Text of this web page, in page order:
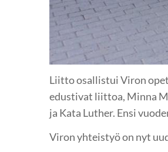
Liitto osallistui Viron
edustivat liittoa, Minna
ja Kata Luther. Ensi
Viron yhteistyö on nyt